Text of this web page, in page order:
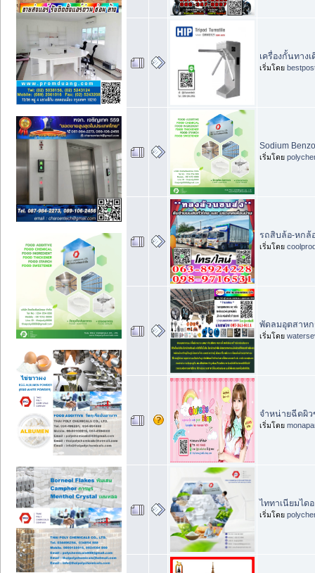
เครื่องกั้นทาง
เริ่มโดย
Sodium
เริ่มโดย
รถสิบล้อ-หกล้
เริ่มโดย
พัดลมอุตสาห
เริ่มโดย
จำหน่ายฉีดผิว
เริ่มโดย
ไททาเนียมได
เริ่มโดย